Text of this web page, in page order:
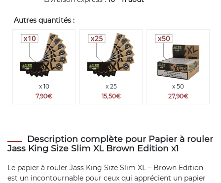
Autres quantités :
x 10
7,90€
x 25
15,50€
x 50
27,90€
Description complète pour Papier à rouler
Jass King Size Slim XL Brown Edition x1
Le papier à rouler Jass King Size Slim XL – Brown Edition
est un incontournable pour ceux qui apprécient un papier